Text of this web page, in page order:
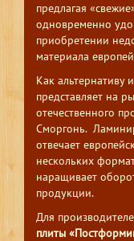
предлагая
одновременно
приобретении
материала
Как
представляет на
отечественного
Сморгонь.
отвечает
нескольких
наращивает
продукции.
Для
плиты